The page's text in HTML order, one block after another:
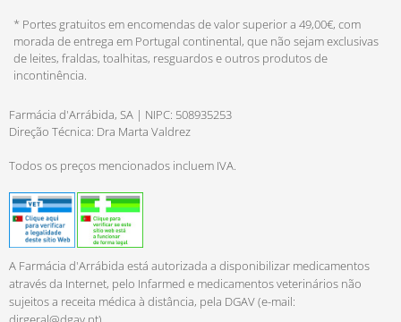
* Portes gratuitos em encomendas de valor superior a 49,00€, com
morada de entrega em Portugal continental, que não sejam exclusivas
de leites, fraldas, toalhitas, resguardos e outros produtos de
incontinência.
Farmácia d'Arrábida, SA | NIPC: 508935253
Direção Técnica: Dra Marta Valdrez
Todos os preços mencionados incluem IVA.
A Farmácia d'Arrábida está autorizada a disponibilizar medicamentos
através da Internet, pelo Infarmed e medicamentos veterinários não
sujeitos a receita médica à distância, pela DGAV (e-mail: